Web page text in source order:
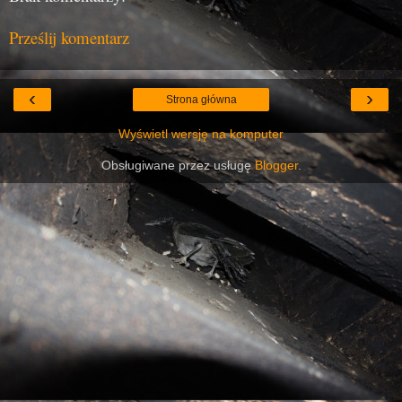
Prześlij komentarz
‹ ›
Strona główna
Wyświetl wersję na komputer
Obsługiwane przez usługęBlogger.